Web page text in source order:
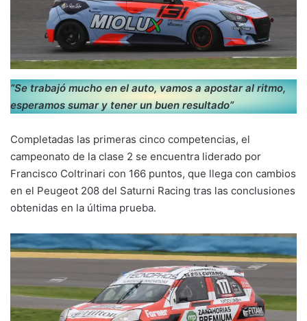
“Se trabajó mucho en el auto, vamos a apostar al ritmo,
esperamos sumar y tener un buen resultado”
Completadas las primeras cinco competencias, el
campeonato de la clase 2 se encuentra liderado por
Francisco Coltrinari con 166 puntos, que llega con cambios
en el Peugeot 208 del Saturni Racing tras las conclusiones
obtenidas en la última prueba.